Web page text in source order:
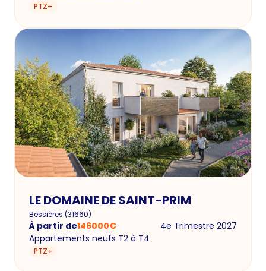
PTZ+
LE DOMAINE DE SAINT-PRIM
Bessières (31660)
À partir de146000€
4e Trimestre 2027
Appartements neufs T2 à T4
PTZ+